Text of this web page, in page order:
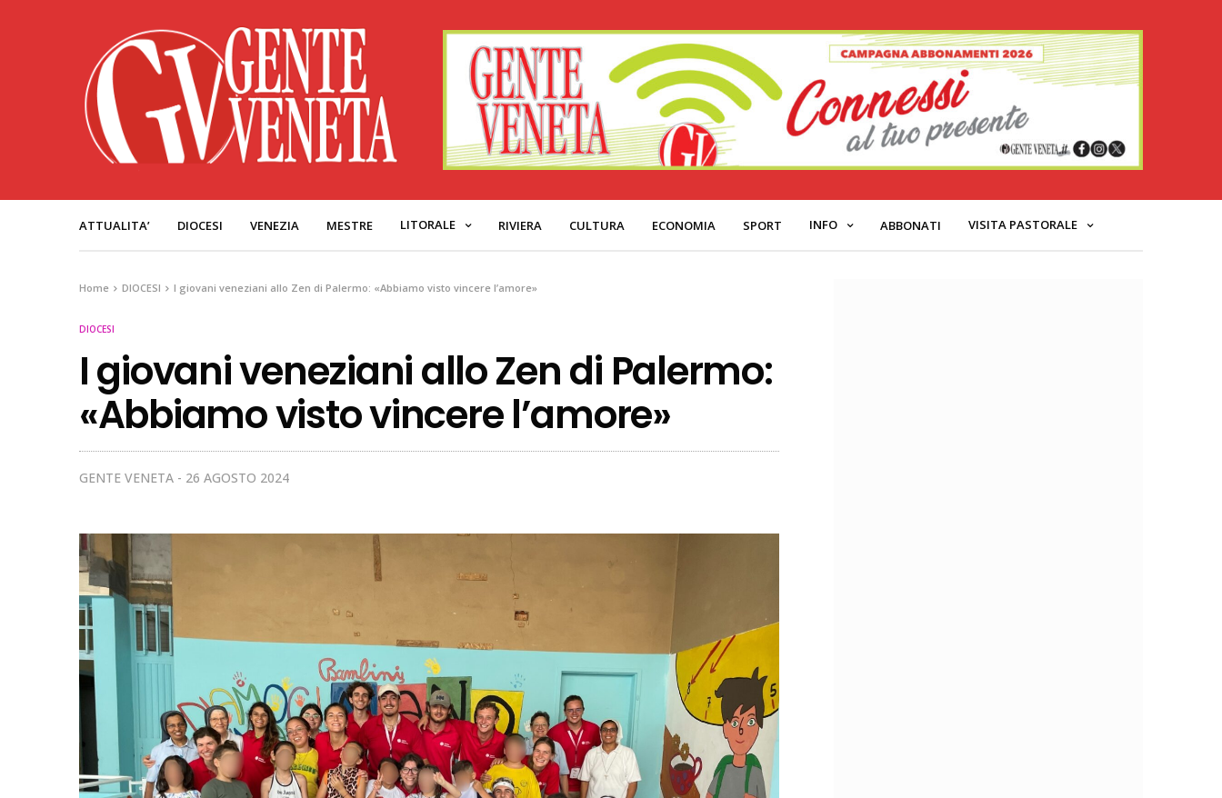
ATTUALITA’ DIOCESI VENEZIA MESTRE LITORALE RIVIERA CULTURA ECONOMIA SPORT INFO ABBONATI VISITA PASTORALE
Home DIOCESI I giovani veneziani allo Zen di Palermo: «Abbiamo visto vincere l’amore»
DIOCESI
I giovani veneziani allo Zen di Palermo:
«Abbiamo visto vincere l’amore»
GENTE VENETA 26 AGOSTO 2024